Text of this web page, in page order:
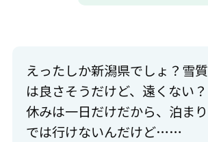
えったしか新潟県でしょ？雪質
は良さそうだけど、遠くない？
休みは一日だけだから、泊まり
では行けないんだけど……